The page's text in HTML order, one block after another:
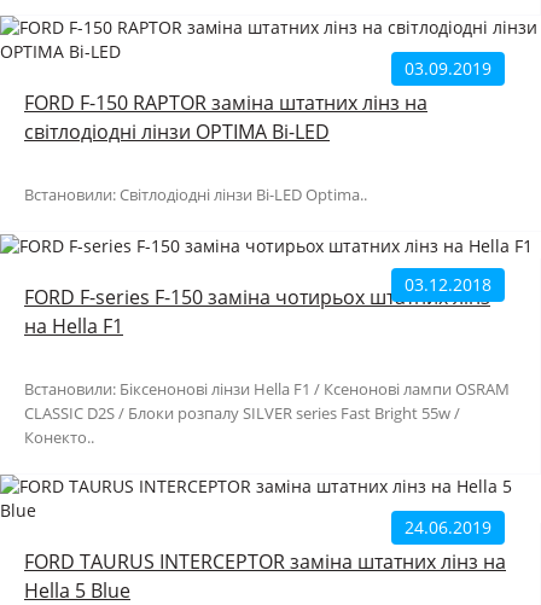
03.09.2019
FORD F-150 RAPTOR заміна штатних лінз на
світлодіодні лінзи OPTIMA Bi-LED
Встановили: Світлодіодні лінзи Bi-LED Optima..
03.12.2018
FORD F-series F-150 заміна чотирьох штатних лінз
на Hella F1
Встановили: Біксенонові лінзи Hella F1 / Ксенонові лампи OSRAM
CLASSIC D2S / Блоки розпалу SILVER series Fast Bright 55w /
Конекто..
24.06.2019
FORD TAURUS INTERCEPTOR заміна штатних лінз на
Hella 5 Blue